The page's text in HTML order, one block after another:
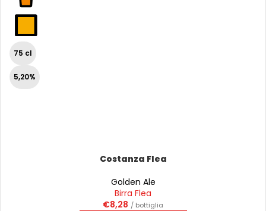
75 cl
5,20%
Costanza Flea
Golden Ale
Birra Flea
€8,28 / bottiglia